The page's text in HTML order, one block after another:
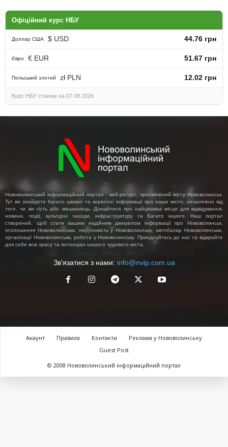
Офіційний курс НБУ
Доллар США $ USD 44.76 грн
Євро € EUR 51.67 грн
Польський злотий zł PLN 12.02 грн
Курс НБУ станом на 07.08.2026
Нововолинський інформаційний портал - веб-ресурс, присвячений місту Нововолинськ.
Тут ви знайдете багато цікавої та корисної інформації про наше місто, незалежно від
того, чи ви гість або мешканець. Дізнайтеся про найцікавіші місця для відвідування,
новини, події, культурні заходи, інфраструктуру та багато іншого. Наш портал
створений, щоб стати вашим надійним джерелом інформації про Нововолинськ,
оголошення Нововолинська, нерухомість у Нововолинську, автобазар Нововолинська,
організації Нововолинська, робота у Нововолинську. Приєднуйтесь до нас та відкрийте
для себе всю красу та потенціал нашого чудового міста.
Зв'язатися з нами: info@nvip.com.ua
Акаунт Правила Контакти
Реклама у Нововолинську
Guest Post
© 2008 Нововолинський інформаційний портал